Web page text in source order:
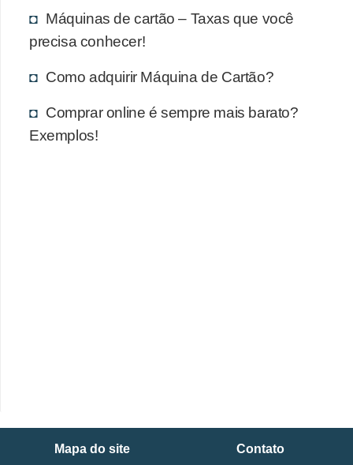
Máquinas de cartão – Taxas que você
precisa conhecer!
Como adquirir Máquina de Cartão?
Comprar online é sempre mais barato?
Exemplos!
Mapa do site Contato